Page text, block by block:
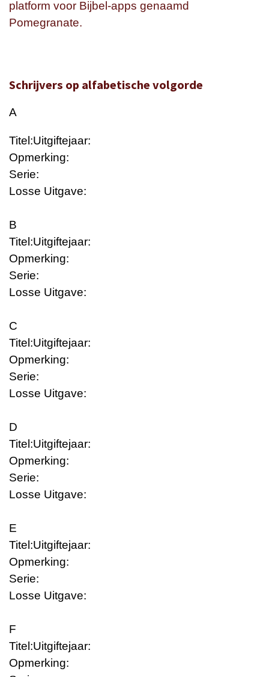
platform voor Bijbel-apps genaamd
Pomegranate.
Schrijvers op alfabetische volgorde
A
Titel:Uitgiftejaar:
Opmerking:
Serie:
Losse Uitgave:
B
Titel:Uitgiftejaar:
Opmerking:
Serie:
Losse Uitgave:
C
Titel:Uitgiftejaar:
Opmerking:
Serie:
Losse Uitgave:
D
Titel:Uitgiftejaar:
Opmerking:
Serie:
Losse Uitgave:
E
Titel:Uitgiftejaar:
Opmerking:
Serie:
Losse Uitgave:
F
Titel:Uitgiftejaar:
Opmerking: